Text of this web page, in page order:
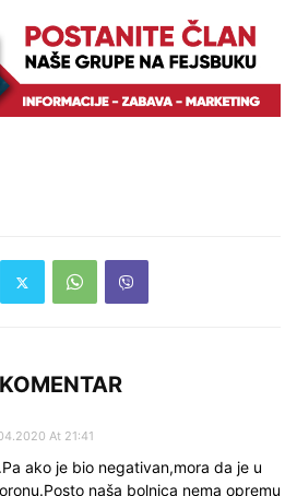
At 21:41
ako je bio negativan,mora da je u
naša bolnica nema opremu